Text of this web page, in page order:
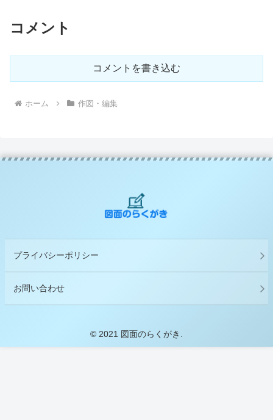
コメント
コメントを書き込む
ホーム 作図・編集
プライバシーポリシー
お問い合わせ
© 2021 図面のらくがき.